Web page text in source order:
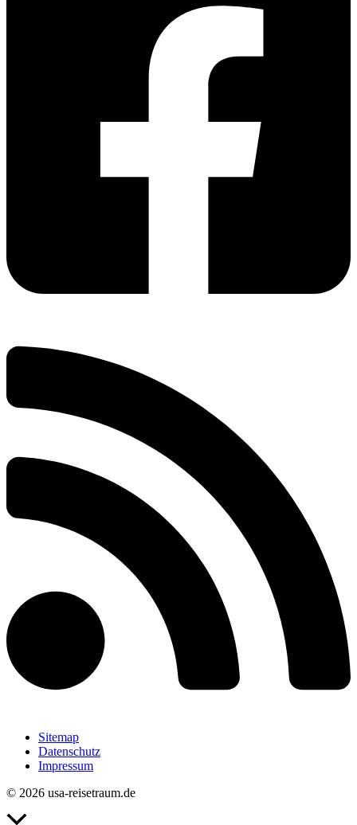
Sitemap
Datenschutz
Impressum
© 2026 usa-reisetraum.de